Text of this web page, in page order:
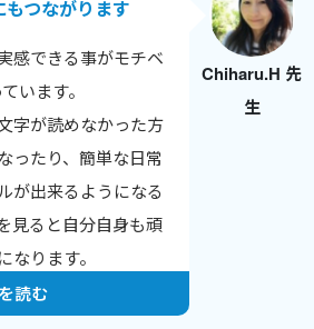
ち続けてもらえるようにしています。
格やTOEICのスコアアップなど、成
告をもらえるのが一番のやりがいで
ドトークはレッスン数が数字で見え
、自分の頑張りが実感でき、モチベ
ンにつながっています。
Chiharu.H 先
生
つながります
感できる事がモチベ
います。
字が読めなかった方
ったり、簡単な日常
が出来るようになる
見ると自分自身も頑
なります。
読む